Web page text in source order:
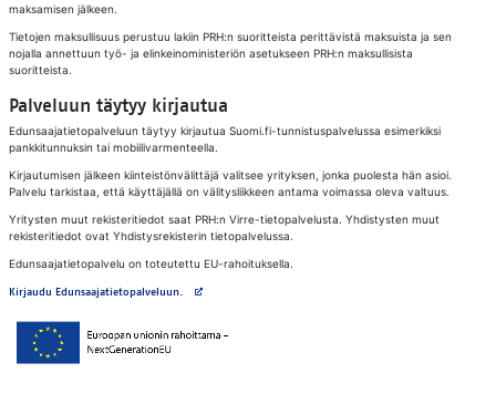
maksamisen jälkeen.
Tietojen maksullisuus perustuu lakiin PRH:n suoritteista perittävistä maksuista ja sen
nojalla annettuun työ- ja elinkeinoministeriön asetukseen PRH:n maksullisista
suoritteista.
Palveluun täytyy kirjautua
Edunsaajatietopalveluun täytyy kirjautua Suomi.fi-tunnistuspalvelussa esimerkiksi
pankkitunnuksin tai mobiilivarmenteella.
Kirjautumisen jälkeen kiinteistönvälittäjä valitsee yrityksen, jonka puolesta hän asioi.
Palvelu tarkistaa, että käyttäjällä on välitysliikkeen antama voimassa oleva valtuus.
Yritysten muut rekisteritiedot saat PRH:n Virre-tietopalvelusta. Yhdistysten muut
rekisteritiedot ovat Yhdistysrekisterin tietopalvelussa.
Edunsaajatietopalvelu on toteutettu EU-rahoituksella.
Kirjaudu Edunsaajatietopalveluun. Avautuu uuteen välilehteen